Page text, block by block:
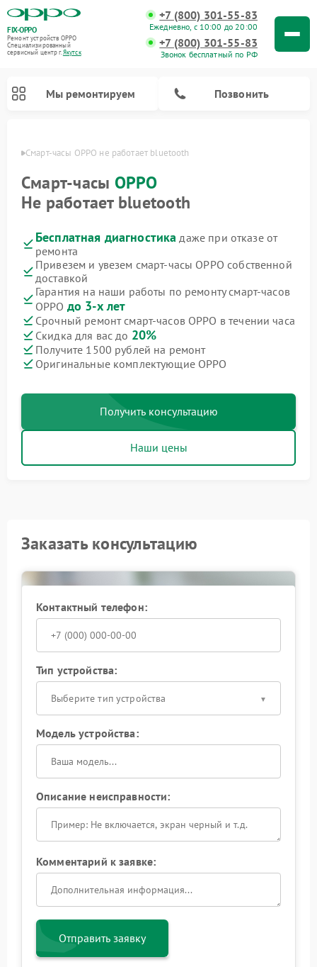
FIX-OPPO
Ремонт устройств OPPO
Специализированный
cервисный центр г.Якутск
+7 (800) 301-55-83
Ежедневно, с 10:00 до 20:00
+7 (800) 301-55-83
Звонок бесплатный по РФ
Мы ремонтируем Позвонить
Смарт-часы OPPO не работает bluetooth
Смарт-часы OPPO
Не работает bluetooth
Бесплатная диагностика даже при отказе от
ремонта
Привезем и увезем смарт-часы OPPO собственной
доставкой
Гарантия на наши работы по ремонту смарт-часов
OPPO до 3-х лет
Срочный ремонт смарт-часов OPPO в течении часа
Скидка для вас до 20%
Получите 1500 рублей на ремонт
Оригинальные комплектующие OPPO
Получить консультацию
Наши цены
Заказать консультацию
Контактный телефон:
Тип устройства:
Выберите тип устройства
Модель устройства:
Описание неисправности:
Комментарий к заявке:
Отправить заявку